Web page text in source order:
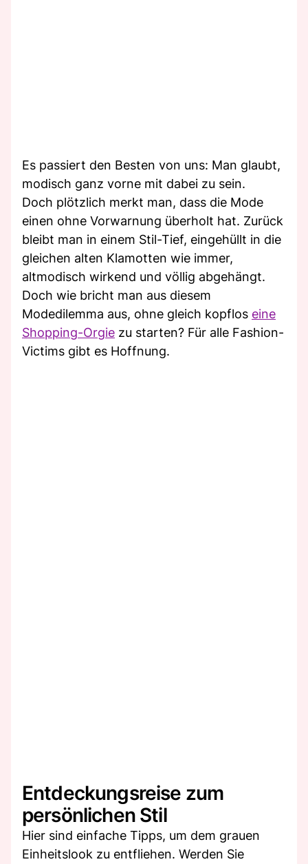
Es passiert den Besten von uns: Man glaubt,
modisch ganz vorne mit dabei zu sein.
Doch plötzlich merkt man, dass die Mode
einen ohne Vorwarnung überholt hat. Zurück
bleibt man in einem Stil-Tief, eingehüllt in die
gleichen alten Klamotten wie immer,
altmodisch wirkend und völlig abgehängt.
Doch wie bricht man aus diesem
Modedilemma aus, ohne gleich kopflos eine
Shopping-Orgie zu starten? Für alle Fashion-
Victims gibt es Hoffnung.
Entdeckungsreise zum
persönlichen Stil
Hier sind einfache Tipps, um dem grauen
Einheitslook zu entfliehen. Werden Sie